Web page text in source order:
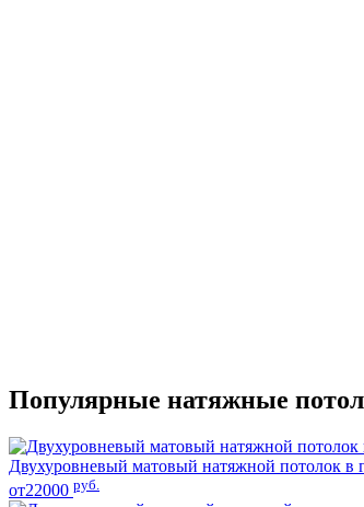
Популярные натяжные
Двухуровневый матовый натяжной потолок в
от22000 руб.